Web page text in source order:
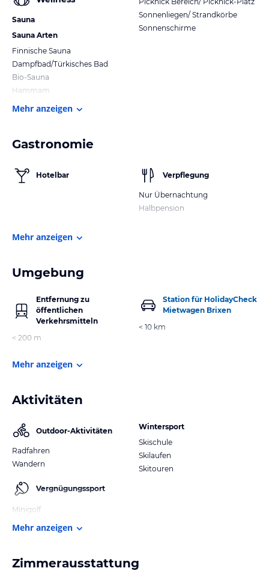
Sauna
Sauna Arten
Finnische Sauna
Dampfbad/Türkisches Bad
Bio-Sauna
Hammam
Sonnenliegen/ Strandkörbe
Sonnenschirme
Mehr anzeigen
Gastronomie
Hotelbar Verpflegung
Nur Übernachtung
Halbpension
Mehr anzeigen
Umgebung
Entfernung zu
öffentlichen
Verkehrsmitteln
< 200 m
Station für HolidayCheck
Mietwagen Brixen
< 10 km
Mehr anzeigen
Aktivitäten
Outdoor-Aktivitäten
Radfahren
Wandern
Vergnügungssport
Minigolf
Wintersport
Skischule
Skilaufen
Skitouren
Mehr anzeigen
Zimmerausstattung